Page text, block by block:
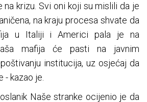
na krizu. Svi oni koji su mislili da je
na kraju procesa shvate da
u Italiji i Americi pala je na
mafija će pasti na javnim
institucija, uz osjećaj da
- kazao je.
Naše stranke ocijenio je da